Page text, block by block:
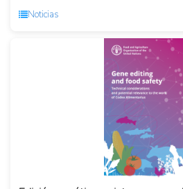
Noticias